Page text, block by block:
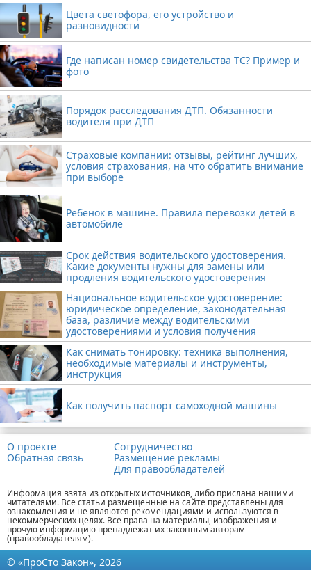
Цвета светофора, его устройство и
разновидности
Где написан номер свидетельства ТС? Пример и
фото
Порядок расследования ДТП. Обязанности
водителя при ДТП
Страховые компании: отзывы, рейтинг лучших,
условия страхования, на что обратить внимание
при выборе
Ребенок в машине. Правила перевозки детей в
автомобиле
Срок действия водительского удостоверения.
Какие документы нужны для замены или
продления водительского удостоверения
Национальное водительское удостоверение:
юридическое определение, законодательная
база, различие между водительскими
удостоверениями и условия получения
Как снимать тонировку: техника выполнения,
необходимые материалы и инструменты,
инструкция
Как получить паспорт самоходной машины
О проекте
Обратная связь
Сотрудничество
Размещение рекламы
Для правообладателей
Информация взята из открытых источников, либо прислана нашими
читателями. Все статьи размещенные на сайте представлены для
ознакомления и не являются рекомендациями и используются в
некоммерческих целях. Все права на материалы, изображения и
прочую информацию пренадлежат их законным авторам
(правообладателям).
© «ПроСто Закон», 2026